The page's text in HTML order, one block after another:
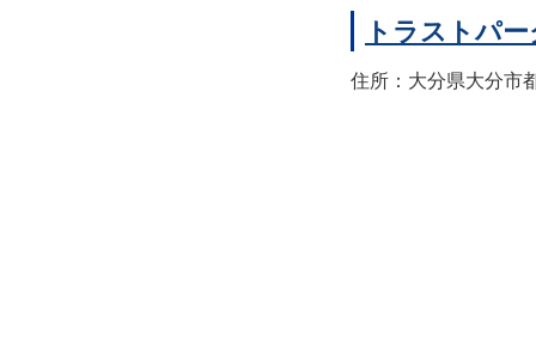
トラストパ
住所：大分県大分市